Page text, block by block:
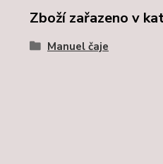
Zboží zařazeno v
Manuel čaje